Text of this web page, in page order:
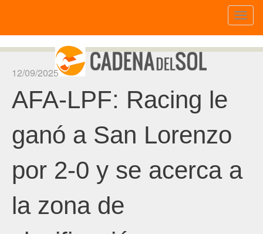
12/09/2025
AFA-LPF: Racing le
ganó a San Lorenzo
por 2-0 y se acerca a
la zona de